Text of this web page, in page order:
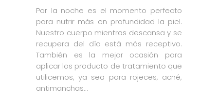
Por la noche es el momento perfecto
para nutrir más en profundidad la piel.
Nuestro cuerpo mientras descansa y se
recupera del día está más receptivo.
También es la mejor ocasión para
aplicar los producto de tratamiento que
utilicemos, ya sea para rojeces, acné,
antimanchas…